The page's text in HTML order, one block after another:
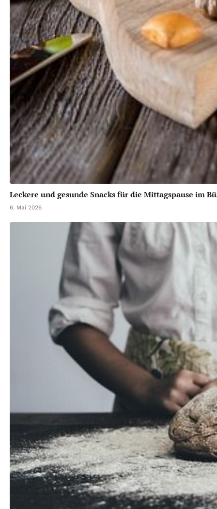
Leckere und gesunde Snacks für die Mittagspause im
6. Mai 2026